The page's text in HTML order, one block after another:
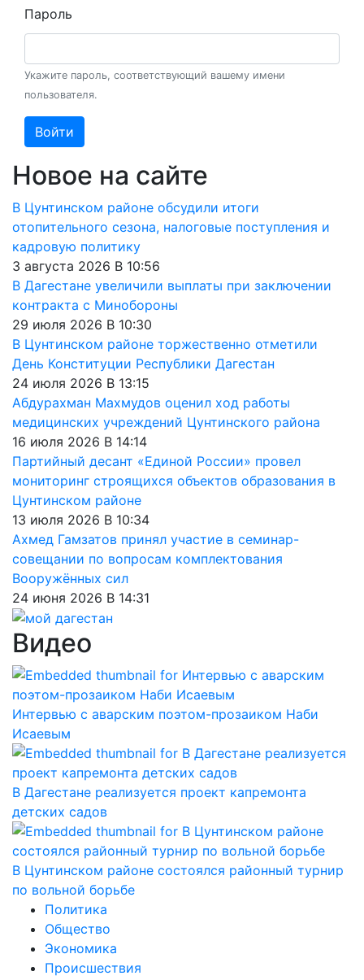
Пароль
Укажите пароль, соответствующий вашему имени
пользователя.
Войти
Новое на сайте
В Цунтинском районе обсудили итоги
отопительного сезона, налоговые поступления и
кадровую политику
3 августа 2026 В 10:56
В Дагестане увеличили выплаты при заключении
контракта с Минобороны
29 июля 2026 В 10:30
В Цунтинском районе торжественно отметили
День Конституции Республики Дагестан
24 июля 2026 В 13:15
Абдурахман Махмудов оценил ход работы
медицинских учреждений Цунтинского района
16 июля 2026 В 14:14
Партийный десант «Единой России» провел
мониторинг строящихся объектов образования в
Цунтинском районе
13 июля 2026 В 10:34
Ахмед Гамзатов принял участие в семинар-
совещании по вопросам комплектования
Вооружённых сил
24 июня 2026 В 14:31
Видео
Интервью с аварским поэтом-прозаиком Наби
Исаевым
В Дагестане реализуется проект капремонта
детских садов
В Цунтинском районе состоялся районный турнир
по вольной борьбе
Политика
Общество
Экономика
Происшествия